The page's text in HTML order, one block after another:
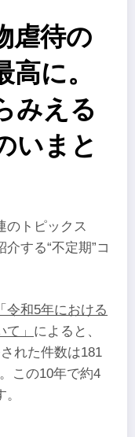
虐待の
に。
みえる
いまと
のトピックス
する“不定期”コ
「令和5年における
」 によると、
れた件数は181
この10年で約4